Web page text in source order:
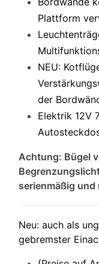
Plattform
NEU:
der
Elektrik 12V
Achtung: Bügel
serienmäßig
Neu: auch als
gebremster